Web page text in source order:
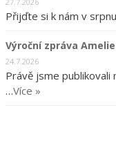
Přijďte si k nám v
Výroční zpráva
24.7.2026
Právě jsme publikovali
…Více »